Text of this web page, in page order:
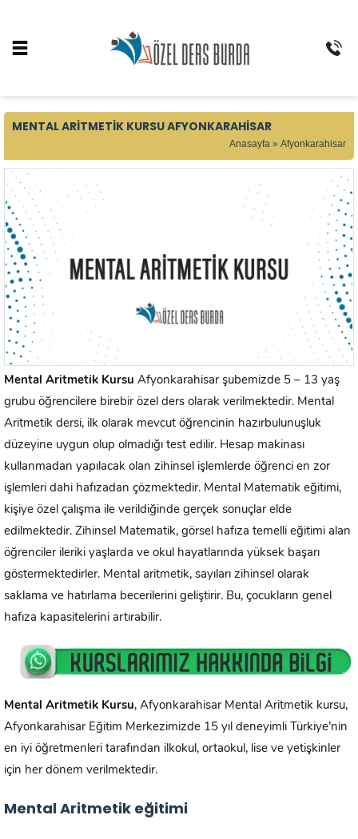
MENTAL ARITMETIK KURSU AFYONKARAHISAR
Anasayfa » Afyonkarahisar
Mental Aritmetik Kursu Afyonkarahisar şubemizde 5 – 13 yaş
grubu öğrencilere birebir özel ders olarak verilmektedir. Mental
Aritmetik dersi, ilk olarak mevcut öğrencinin hazırbulunuşluk
düzeyine uygun olup olmadığı test edilir. Hesap makinası
kullanmadan yapılacak olan zihinsel işlemlerde öğrenci en zor
işlemleri dahi hafızadan çözmektedir. Mental Matematik eğitimi,
kişiye özel çalışma ile verildiğinde gerçek sonuçlar elde
edilmektedir. Zihinsel Matematik, görsel hafıza temelli eğitimi alan
öğrenciler ileriki yaşlarda ve okul hayatlarında yüksek başarı
göstermektedirler. Mental aritmetik, sayıları zihinsel olarak
saklama ve hatırlama becerilerini geliştirir. Bu, çocukların genel
hafıza kapasitelerini artırabilir.
Mental Aritmetik Kursu, Afyonkarahisar Mental Aritmetik kursu,
Afyonkarahisar Eğitim Merkezimizde 15 yıl deneyimli Türkiye’nin
en iyi öğretmenleri tarafından ilkokul, ortaokul, lise ve yetişkinler
için her dönem verilmektedir.
Mental Aritmetik eğitimi